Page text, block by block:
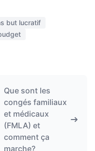
but lucratif
Que sont les
congés familiaux
et médicaux
(FMLA) et
comment ça
marche?